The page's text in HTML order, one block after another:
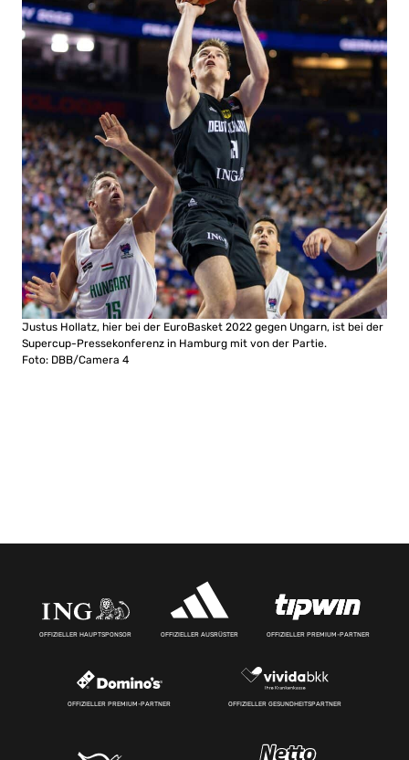
Justus Hollatz, hier bei der EuroBasket 2022 gegen Ungarn, ist bei der
Supercup-Pressekonferenz in Hamburg mit von der Partie.
Foto: DBB/Camera 4
OFFIZIELLER HAUPTSPONSOR OFFIZIELLER AUSRÜSTER OFFIZIELLER PREMIUM-PARTNER
OFFIZIELLER PREMIUM-PARTNER OFFIZIELLER GESUNDHEITSPARTNER